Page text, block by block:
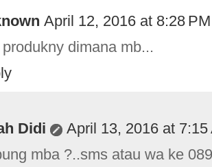
April 12, 2016 at 8:28 PM
dimana mb...
Didi
April 13, 2016 at 7:15
mba ?..sms atau wa ke